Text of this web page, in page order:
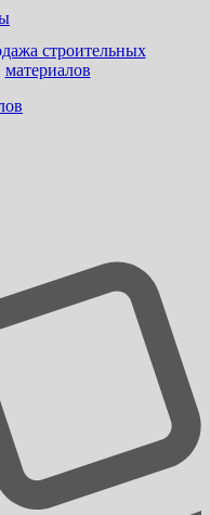
строительных
материалов